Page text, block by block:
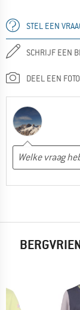
STEL EEN
SCHRIJF EEN
DEEL EEN FOTO